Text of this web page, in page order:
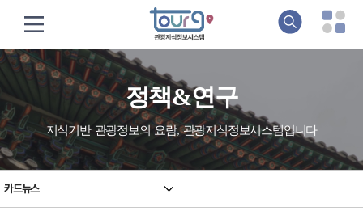
정책&연구
지식기반 관광정보의 요람, 관광지식정보시스템입니다
카드뉴스